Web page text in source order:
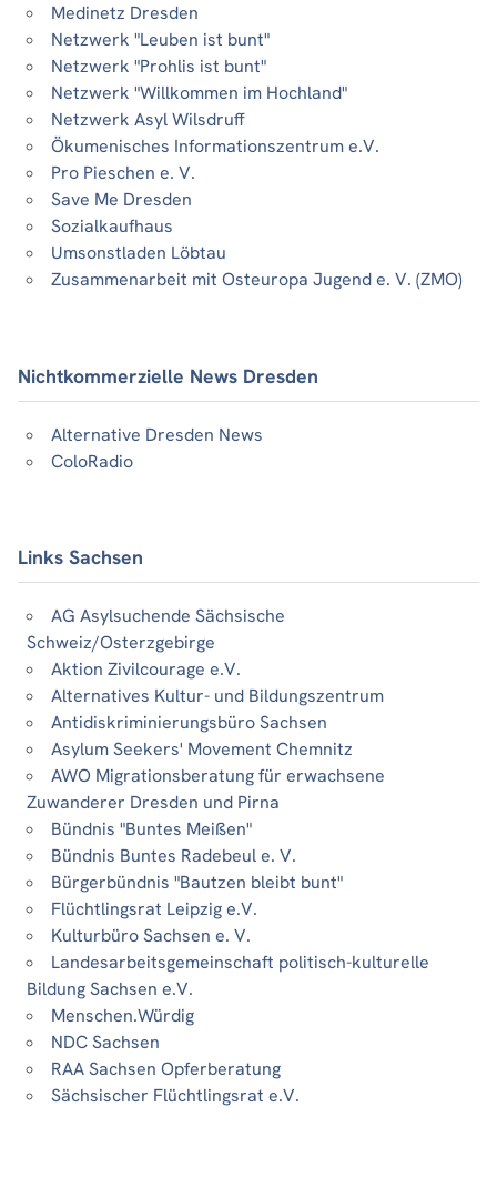
Medinetz Dresden
Netzwerk "Leuben ist bunt"
Netzwerk "Prohlis ist bunt"
Netzwerk "Willkommen im Hochland"
Netzwerk Asyl Wilsdruff
Ökumenisches Informationszentrum e.V.
Pro Pieschen e. V.
Save Me Dresden
Sozialkaufhaus
Umsonstladen Löbtau
Zusammenarbeit mit Osteuropa Jugend e. V. (ZMO)
Nichtkommerzielle News Dresden
Alternative Dresden News
ColoRadio
Links Sachsen
AG Asylsuchende Sächsische
Schweiz/Osterzgebirge
Aktion Zivilcourage e.V.
Alternatives Kultur- und Bildungszentrum
Antidiskriminierungsbüro Sachsen
Asylum Seekers' Movement Chemnitz
AWO Migrationsberatung für erwachsene
Zuwanderer Dresden und Pirna
Bündnis "Buntes Meißen"
Bündnis Buntes Radebeul e. V.
Bürgerbündnis "Bautzen bleibt bunt"
Flüchtlingsrat Leipzig e.V.
Kulturbüro Sachsen e. V.
Landesarbeitsgemeinschaft politisch-kulturelle
Bildung Sachsen e.V.
Menschen.Würdig
NDC Sachsen
RAA Sachsen Opferberatung
Sächsischer Flüchtlingsrat e.V.